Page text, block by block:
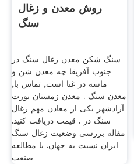
روش معدن و زغال
سنگ
سنگ شکن معدن زغال سنگ در
جنوب آفریقا چه معدن شن و
ماسه در غنا است, تماس با,
معدن سنگ . معدن زمستان یورت
آزادشهر یکی از معادن مهم زغال
سنگ در . قیمت دریافت کنید.
مقاله بررسی وضعیت زغال سنگ
ایران نسبت به جهان. با مطالعه
صنعت